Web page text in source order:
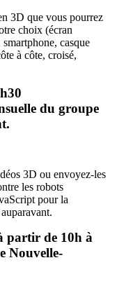
3D que vous pourrez
choix (écran
casque
à côte, croisé,
du groupe
3D ou envoyez-les
les robots
pour la
de 10h à
Nouvelle-